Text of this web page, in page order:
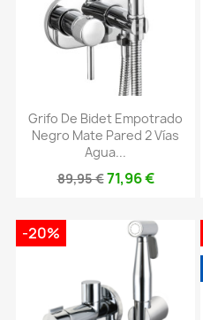
Grifo De Bidet Empotrado
Negro Mate Pared 2 Vías
Agua...
89,95 €71,96 €
-20%